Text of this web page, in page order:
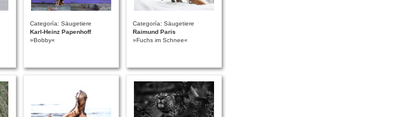
Categoría: Säugetiere
Karl-Heinz Papenhoff
»Bobby«
Categoría: Säugetiere
Raimund Paris
»Fuchs im Schnee«